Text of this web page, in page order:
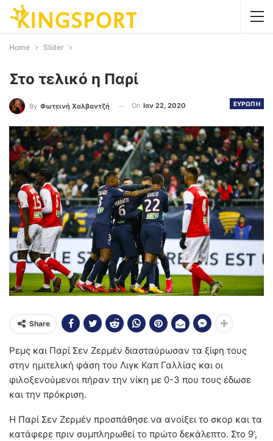
Home Slider
Στο τελικό η Παρί
ΕΥΡΩΠΗ
By Φωτεινή Χαλβαντζή On Ιαν 22, 2020
Share
Ρεμς και Παρί Σεν Ζερμέν διασταύρωσαν τα ξίφη τους
στην ημιτελική φάση του Λιγκ Καπ Γαλλίας και οι
φιλοξενούμενοι πήραν την νίκη με 0-3 που τους έδωσε
και την πρόκριση.
Η Παρί Σεν Ζερμέν προσπάθησε να ανοίξει το σκορ και τα
κατάφερε πριν συμπληρωθεί το πρώτο δεκάλεπτο. Στο 9’,